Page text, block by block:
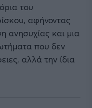
του
αφήνοντας
ανησυχίας και μια
που δεν
αλλά την ίδια